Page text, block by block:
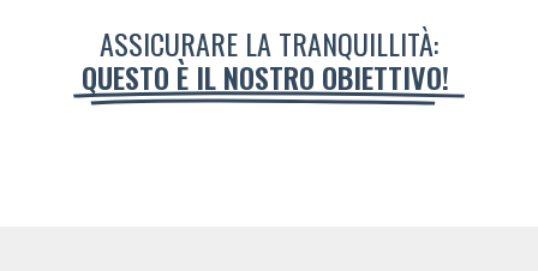
ASSICURARE LA TRANQUILLITÀ:
QUESTO È IL NOSTRO OBIETTIVO!